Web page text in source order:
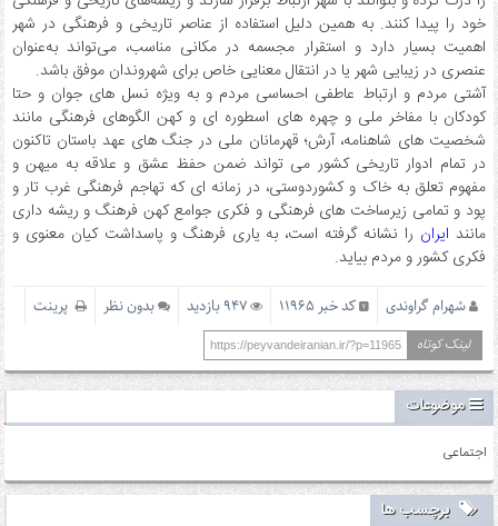
خود را پیدا کنند. به همین دلیل استفاده از عناصر تاریخی و فرهنگی در شهر
اهمیت بسیار دارد و استقرار مجسمه در مکانی مناسب، می‌تواند به‌عنوان
عنصری در زیبایی شهر یا در انتقال معنایی خاص برای شهروندان موفق باشد.
آشتی مردم و ارتباط عاطفی احساسی مردم و به ویژه نسل های جوان و حتا
کودکان با مفاخر ملی و چهره های اسطوره ای و کهن الگوهای فرهنگی مانند
شخصیت های شاهنامه، آرش؛ قهرمانان ملی در جنگ های عهد باستان تاکنون
در تمام ادوار تاریخی کشور می تواند ضمن حفظ عشق و علاقه به میهن و
مفهوم تعلق به خاک و کشوردوستی، در زمانه ای که تهاجم فرهنگی غرب تار و
پود و تمامی زیرساخت های فرهنگی و فکری جوامع کهن فرهنگ و ریشه داری
مانند ایران را نشانه گرفته است، به یاری فرهنگ و پاسداشت کیان معنوی و
فکری کشور و مردم بیاید.
شهرام گراوندی کد خبر 11965 947 بازدید بدون نظر پرینت
لینک کوتاه https://peyvandeiranian.ir/?p=11965
موضوعات
اجتماعی
برچسب ها